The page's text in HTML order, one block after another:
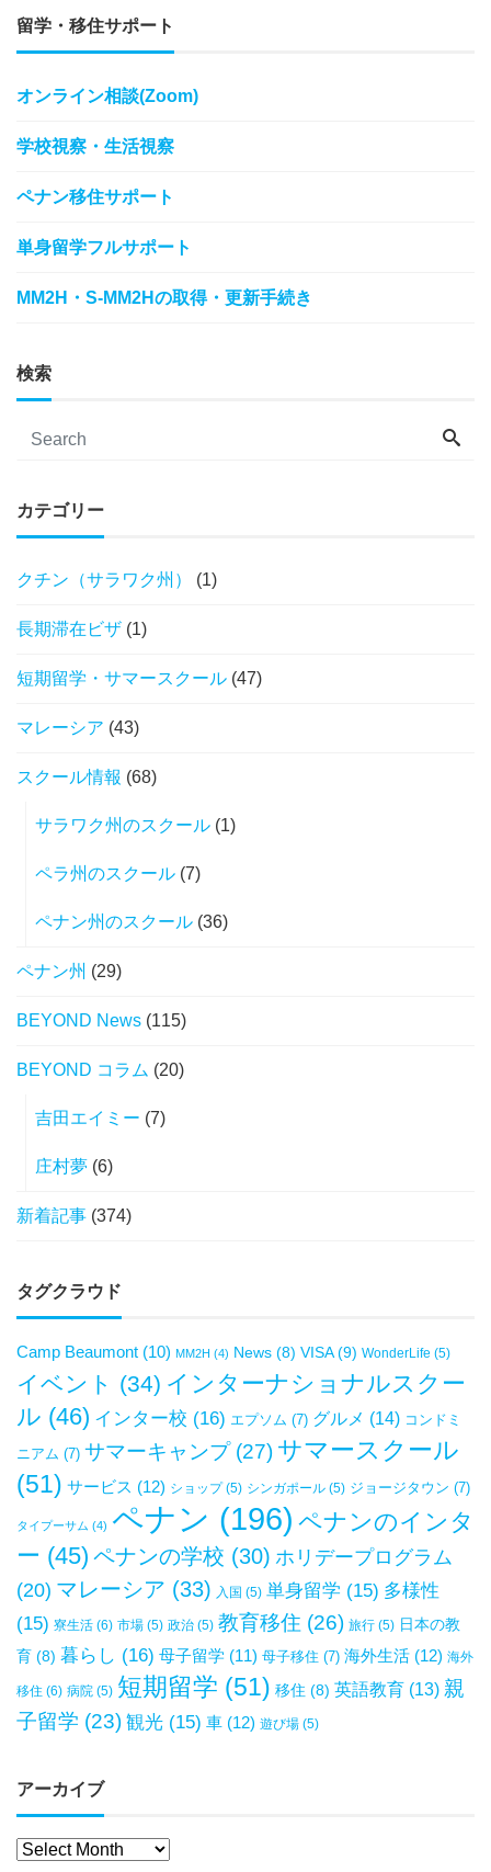
留学・移住サポート
オンライン相談(Zoom)
学校視察・生活視察
ペナン移住サポート
単身留学フルサポート
MM2H・S-MM2Hの取得・更新手続き
検索
カテゴリー
クチン（サラワク州） (1)
長期滞在ビザ (1)
短期留学・サマースクール (47)
マレーシア (43)
スクール情報 (68)
サラワク州のスクール (1)
ペラ州のスクール (7)
ペナン州のスクール (36)
ペナン州 (29)
BEYOND News (115)
BEYOND コラム (20)
吉田エイミー (7)
庄村夢 (6)
新着記事 (374)
タグクラウド
Camp Beaumont (10) MM2H (4) News (8) VISA(9) WonderLife (5)
イベント (34) インターナショナルスクー
ル (46) インター校 (16) エプソム (7) グルメ (14) コンドミ
ニアム (7) サマーキャンプ(27) サマースクール
(51) サービス (12) ショップ(5) シンガポール (5) ジョージタウン (7)
タイプーサム (4) ペナン (196) ペナンのインタ
ー (45) ペナンの学校 (30) ホリデープログラム
(20) マレーシア (33) 入国 (5) 単身留学 (15) 多様性
(15) 寮生活 (6) 市場 (5) 政治 (5) 教育移住 (26) 旅行 (5) 日本の教
育 (8) 暮らし (16) 母子留学 (11) 母子移住 (7) 海外生活 (12) 海外
移住 (6) 病院 (5) 短期留学 (51) 移住 (8) 英語教育 (13) 親
子留学 (23) 観光 (15) 車 (12) 遊び場 (5)
アーカイブ